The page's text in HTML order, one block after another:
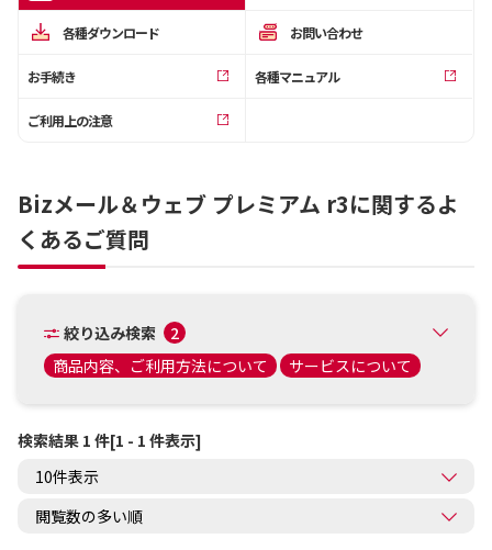
OCNのお客さまはこちら
工事・故障情報通知サー
オフィシャルサイト
各種ダウンロード お問い合わせ
お手続き 各種マニュアル
ご利用上の注意
Bizメール＆ウェブ プレミアム r3に関するよ
くあるご質問
絞り込み検索
2
商品内容、ご利用方法について
サービスについて
検索結果 1 件[1 - 1 件表示]